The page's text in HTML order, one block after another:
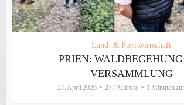
Land- & Forstwirtschaft
PRIEN:
VERSAMMLUNG
27. April 2026 277 Aufrufe 1 Minuten